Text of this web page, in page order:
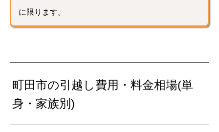
に限ります。
町田市の引越し費用・料金相場(単
身・家族別)